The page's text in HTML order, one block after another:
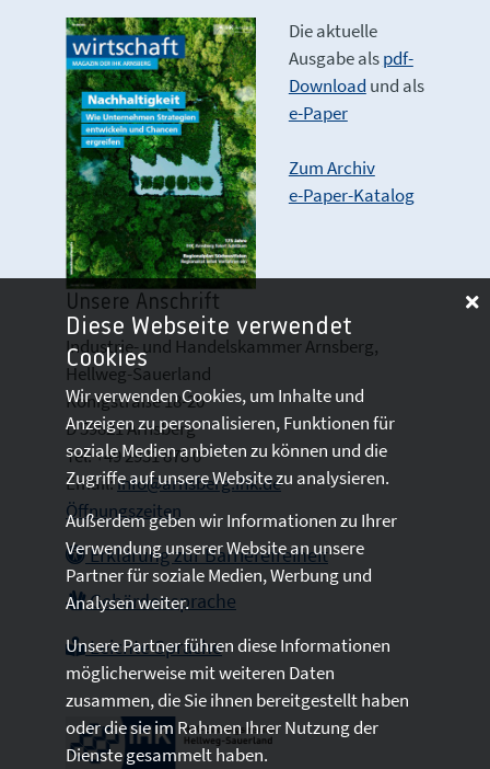
Die aktuelle
Ausgabe alspdf-
Download und als
e-Paper
Zum Archiv
e-Paper-Katalog
Unsere Anschrift
Industrie- und Handelskammer Arnsberg,
Hellweg-Sauerland
Königstraße 18-20
D 59821 Arnsberg
Tel: +49 2931 878 0
Email:info@arnsberg.ihk.de
Öffnungszeiten
Erklärung zur Barrierefreiheit
Gebärdensprache
Leichte Sprache
Diese Webseite verwendet
Cookies
Wir verwenden Cookies, um Inhalte und
Anzeigen zu personalisieren, Funktionen für
soziale Medien anbieten zu können und die
Zugriffe auf unsere Website zu analysieren.
Außerdem geben wir Informationen zu Ihrer
Verwendung unserer Website an unsere
Partner für soziale Medien, Werbung und
Analysen weiter.
Unsere Partner führen diese Informationen
möglicherweise mit weiteren Daten
zusammen, die Sie ihnen bereitgestellt haben
oder die sie im Rahmen Ihrer Nutzung der
Dienste gesammelt haben.